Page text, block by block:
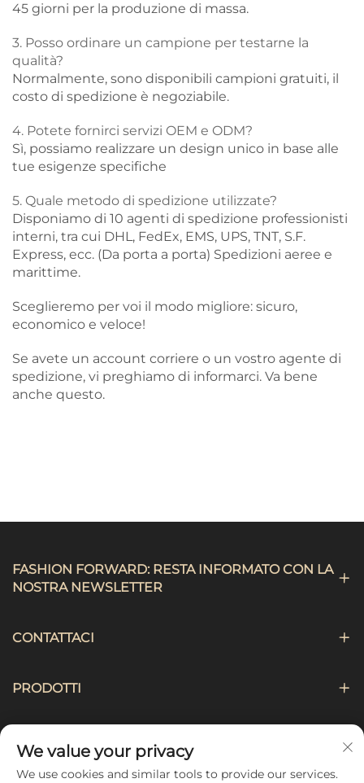
45 giorni per la produzione di massa.
3. Posso ordinare un campione per testarne la
qualità?
Normalmente, sono disponibili campioni gratuiti, il
costo di spedizione è negoziabile.
4. Potete fornirci servizi OEM e ODM?
Sì, possiamo realizzare un design unico in base alle
tue esigenze specifiche
5. Quale metodo di spedizione utilizzate?
Disponiamo di 10 agenti di spedizione professionisti
interni, tra cui DHL, FedEx, EMS, UPS, TNT, S.F.
Express, ecc. (Da porta a porta) Spedizioni aeree e
marittime.
Sceglieremo per voi il modo migliore: sicuro,
economico e veloce!
Se avete un account corriere o un vostro agente di
spedizione, vi preghiamo di informarci. Va bene
anche questo.
FASHION FORWARD: RESTA INFORMATO CON LA
NOSTRA NEWSLETTER
CONTATTACI
PRODOTTI
We value your privacy
We use cookies and similar tools to provide our services.